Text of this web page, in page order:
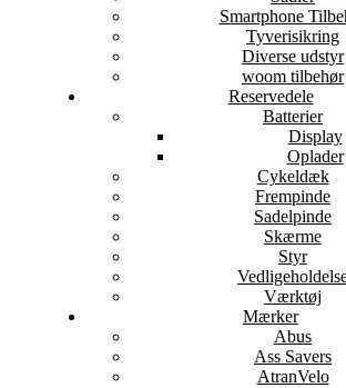
Smartphone
Tyverisikring
Diverse udstyr
woom tilbehør
Reservedele
Batterier
Display
Oplader
Cykeldæk
Frempinde
Sadelpinde
Skærme
Styr
Værktøj
Mærker
Abus
Ass Savers
AtranVelo